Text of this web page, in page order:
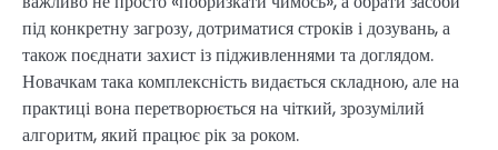
під конкретну загрозу, дотриматися строків і дозувань, а
також поєднати захист із підживленнями та доглядом.
Новачкам така комплексність видається складною, але на
практиці вона перетворюється на чіткий, зрозумілий
алгоритм, який працює рік за роком.